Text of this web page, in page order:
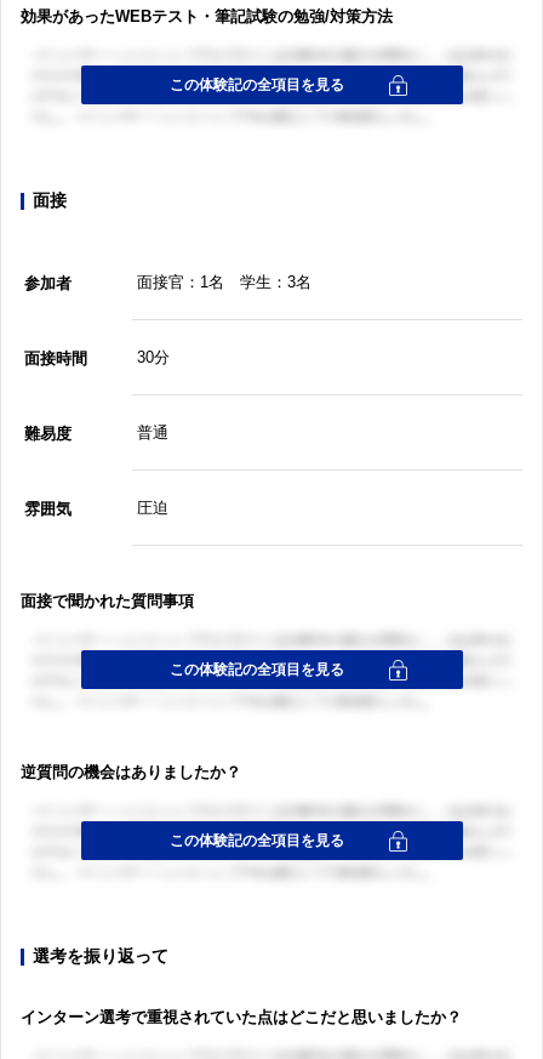
効果があったWEBテスト・筆記試験の勉強/対策方法
面接
参加者 面接官：1名 学生：3名
面接時間 30分
難易度 普通
雰囲気 圧迫
面接で聞かれた質問事項
逆質問の機会はありましたか？
選考を振り返って
インターン選考で重視されていた点はどこだと思いましたか？